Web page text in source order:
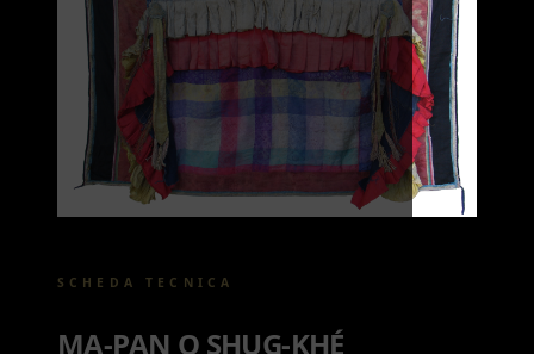
SCHEDA TECNICA
MA-PAN O SHUG-KHÉ